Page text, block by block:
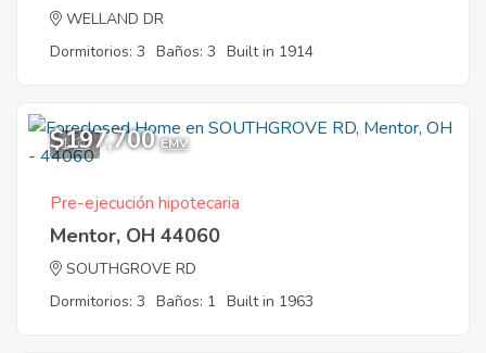
WELLAND DR
Dormitorios: 3 Baños: 3 Built in 1914
1
$197,700 EMV
Pre-ejecución hipotecaria
Mentor, OH 44060
SOUTHGROVE RD
Dormitorios: 3 Baños: 1 Built in 1963